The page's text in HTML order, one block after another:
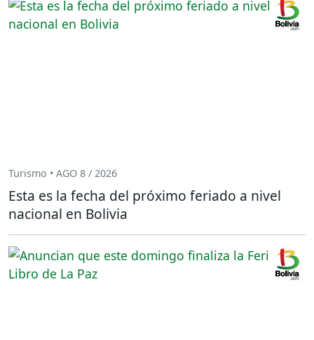
Turismo • AGO 8 / 2026
Esta es la fecha del próximo feriado a nivel
nacional en Bolivia